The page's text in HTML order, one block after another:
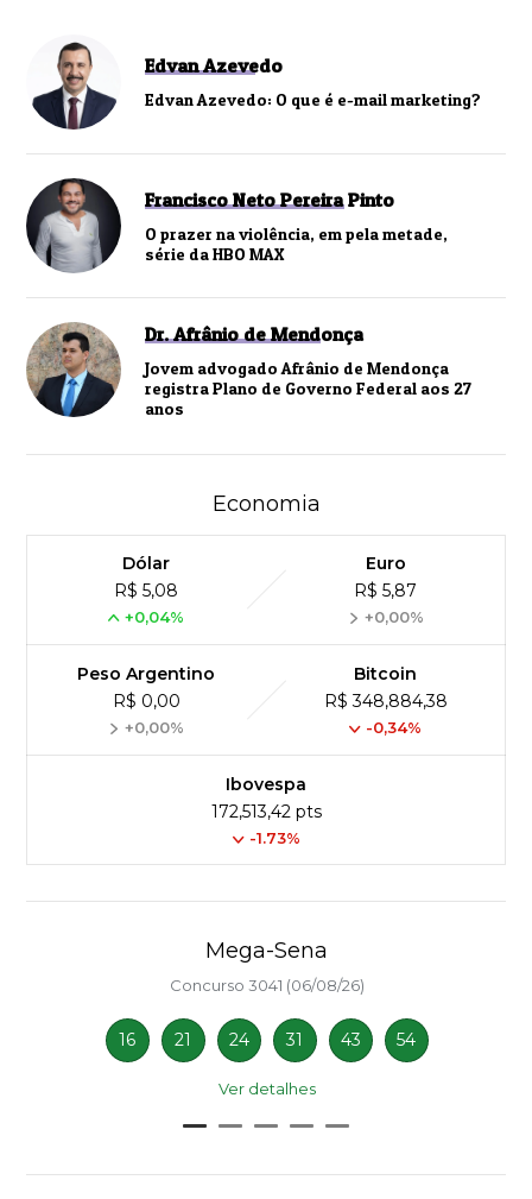
Edvan Azevedo
Edvan Azevedo: O que é e-mail marketing?
Francisco Neto Pereira Pinto
O prazer na violência, em pela metade,
série da HBO MAX
Dr. Afrânio de Mendonça
Jovem advogado Afrânio de Mendonça
registra Plano de Governo Federal aos 27
anos
Economia
Dólar
R$ 5,08
+0,04%
Euro
R$ 5,87
+0,00%
Peso Argentino
R$ 0,00
+0,00%
Bitcoin
R$ 348,884,38
-0,34%
Ibovespa
172,513,42 pts
-1.73%
Mega-Sena
Concurso 3041 (06/08/26)
16 21 24 31 43 54
Ver detalhes